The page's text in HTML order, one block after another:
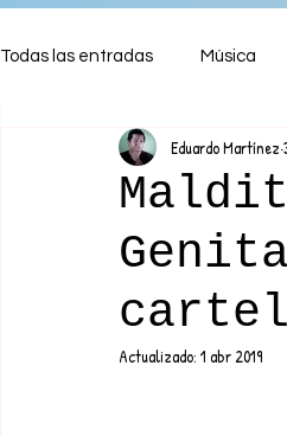
Todas las entradas Música
Shows
Ambiente Hogar
Eduardo Martínez
Actualizado: 1 abr 2019